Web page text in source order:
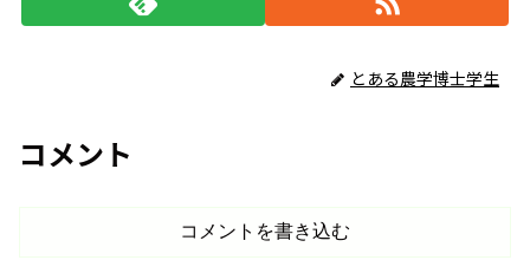
とある農学博士学生
コメント
コメントを書き込む